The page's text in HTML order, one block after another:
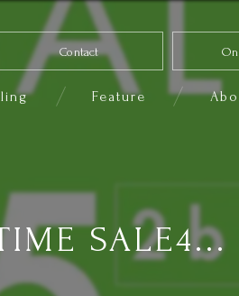
Contact
Feature
ファッション
きれいめカジュアル
SALE4...